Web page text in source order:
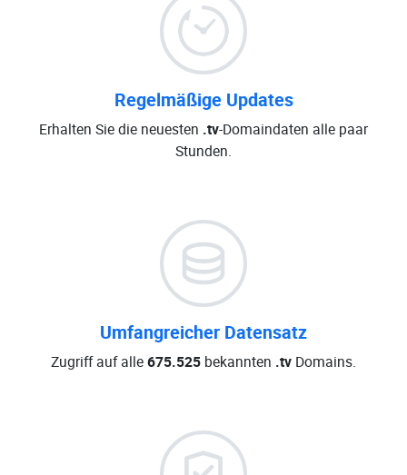
Regelmäßige Updates
Erhalten Sie die neuesten .tv-Domaindaten alle paar
Stunden.
Umfangreicher Datensatz
Zugriff auf alle675.525 bekannten .tv Domains.